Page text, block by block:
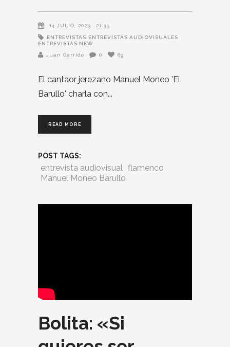
14 JULIO, 2023 21:35
ENTREVISTAS ENTREVISTAS AUDIOVISUALES
ENTREVISTAS NEW
Juan Garrido
0 69
El cantaor jerezano Manuel Moneo 'El
Barullo' charla con
READ MORE
POST TAGS:
entrevista audiovisual
flamenco
Manuel Moneo Barullo
Bolita: «Si